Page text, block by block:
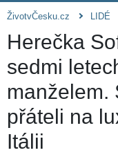
ŽivotvČesku.cz LIDÉ
Herečka
sedmi
manželem.
přáteli na
Itálii